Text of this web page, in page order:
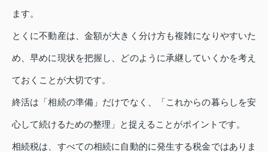
ます。
とくに不動産は、金額が大きく分け方も複雑になりやすいた
め、早めに現状を把握し、どのように承継していくかを考え
ておくことが大切です。
終活は「相続の準備」だけでなく、「これからの暮らしを安
心して続けるための整理」と捉えることがポイントです。
相続税は、すべての相続に自動的に発生する税金ではありま